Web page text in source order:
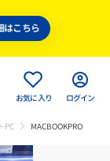
はこちら
お気に入り ログイン
PC MACBOOKPRO